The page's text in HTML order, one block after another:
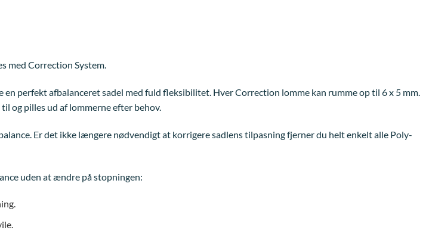
med Correction System.
perfekt afbalanceret sadel med fuld fleksibilitet. Hver Correction lomme kan rumme op til 6 x 5 mm.
og pilles ud af lommerne efter behov.
Er det ikke længere nødvendigt at korrigere sadlens tilpasning fjerner du helt enkelt alle Poly-
uden at ændre på stopningen: